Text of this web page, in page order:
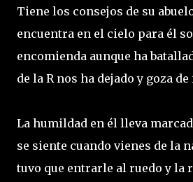
Tiene los consejos de su
encuentra en el cielo para él
encomienda aunque ha
de la R nos ha dejado y goza
La humildad en él lleva
se siente cuando vienes de la
tuvo que entrarle al ruedo y la